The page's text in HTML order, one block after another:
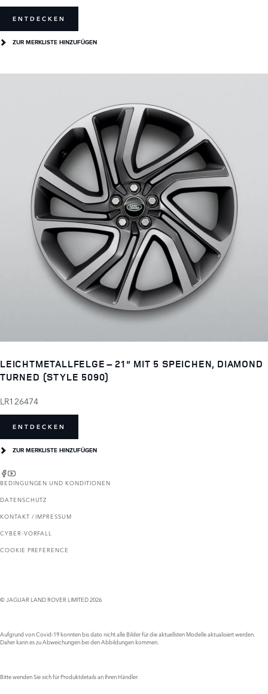
ENTDECKEN
ZUR MERKLISTE HINZUFÜGEN
LEICHTMETALLFELGE – 21“ MIT 5 SPEICHEN, DIAMOND
TURNED (STYLE 5090)
LR126474
ENTDECKEN
ZUR MERKLISTE HINZUFÜGEN
BEDINGUNGEN UND KONDITIONEN
DATENSCHUTZ
KONTAKT / IMPRESSUM
CYBER-VORFALL
COOKIE PREFERENCE
© JAGUAR LAND ROVER LIMITED 2026
Aufgrund von Covid-19 konnten bis dato nicht alle Bilder für die aktuellsten Modelle aktualisiert werden.
Daher kann es zu Abweichungen bei den Abbildungen kommen.
Bitte wenden Sie sich für Produktdetails an Ihren Händler.